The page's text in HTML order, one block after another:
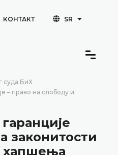
КОНТАКТ SR
суда БиХ
– право на слободу и
законитости